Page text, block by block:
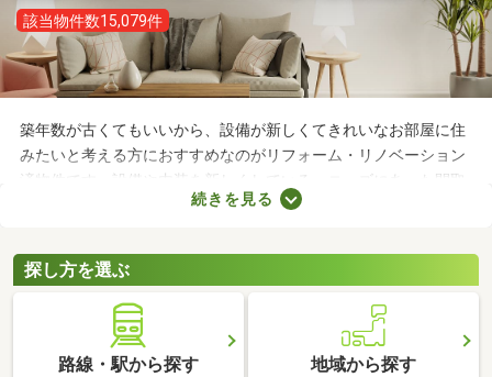
該当物件数15,079件
築年数が古くてもいいから、設備が新しくてきれいなお部屋に住
みたいと考える方におすすめなのがリフォーム・リノベーション
済物件です。設備や内装を新しくしている・ニーズにあった間取
りに変えているなど、住みやすさが格段にアップしていることが
べて、気になるお部屋を見つけましょう。
続きを見る
探し方を選ぶ
路線・駅から探す 地域から探す